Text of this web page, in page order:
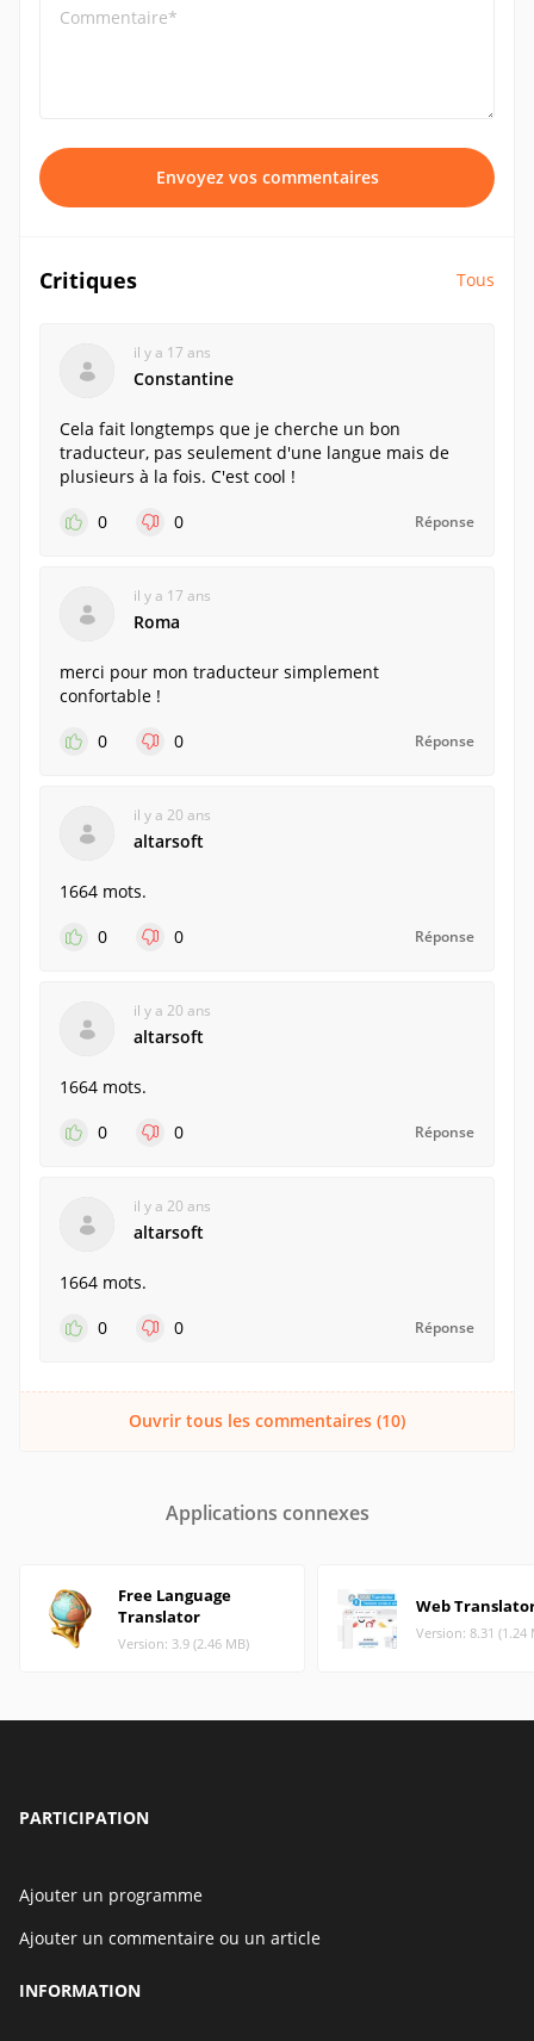
Commentaire*
Envoyez vos commentaires
Critiques Tous
il y a 17 ans
Constantine
Cela fait longtemps que je cherche un bon
traducteur, pas seulement d'une langue mais de
plusieurs à la fois. C'est cool !
0
0 Réponse
il y a 17 ans
Roma
merci pour mon traducteur simplement
confortable !
0
0 Réponse
il y a 20 ans
altarsoft
1664 mots.
0
0 Réponse
il y a 20 ans
altarsoft
1664 mots.
0
0 Réponse
il y a 20 ans
altarsoft
1664 mots.
0
0 Réponse
Ouvrir tous les commentaires (10)
Applications connexes
Free Language
Translator
Version: 3.9 (2.46 MB)
Web
Version: 8.31 (1.24
PARTICIPATION
Ajouter un programme
Ajouter un commentaire ou un article
INFORMATION